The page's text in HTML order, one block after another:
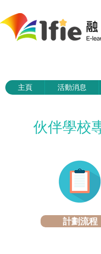
主頁 活動消息
伙伴學校
計劃流程